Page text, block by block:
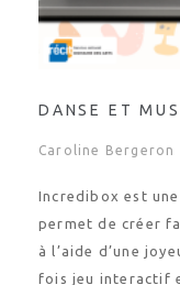
DANSE ET
Caroline Bergeron
Incredibox est
permet de créer
à l’aide d’une
fois jeu interactif